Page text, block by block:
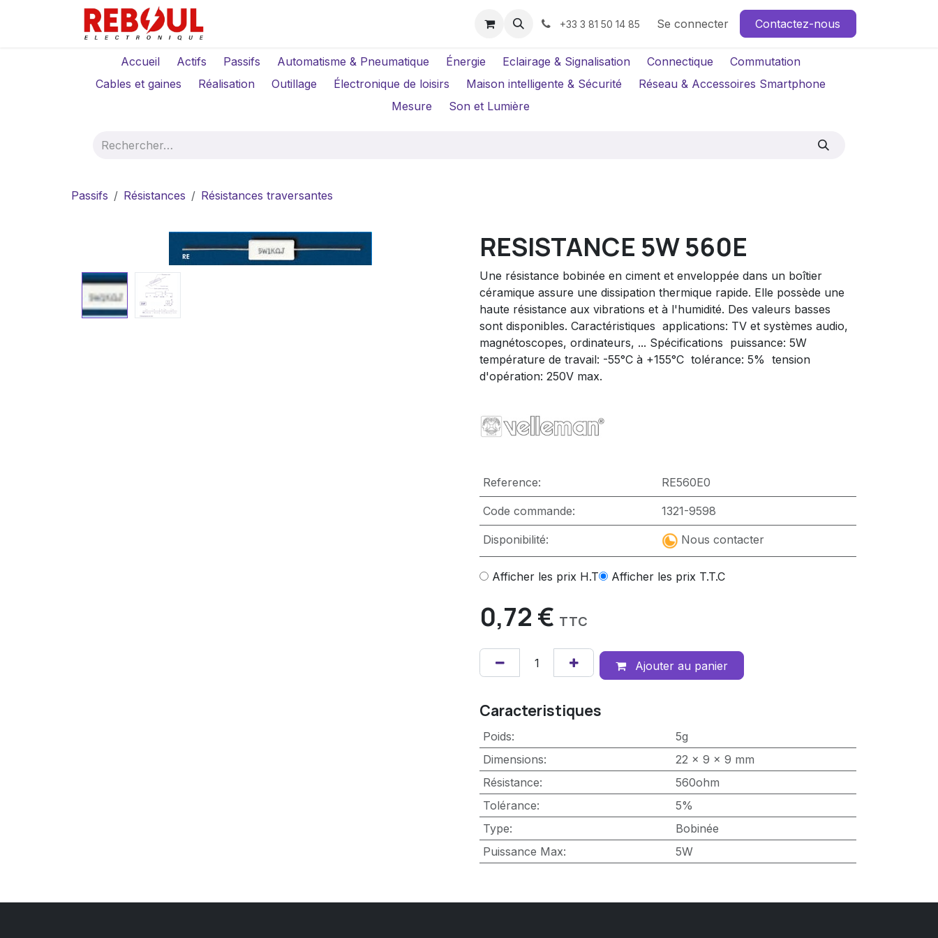
Se rendre au contenu
Location Caméras +33 3 81 50 14 85 Se connecter Contactez-nous
Accueil Actifs Passifs Automatisme & Pneumatique Énergie Eclairage & Signalisation Connectique
Commutation
Cables et gaines
Réalisation Outillage Électronique de loisirs Maison intelligente & Sécurité
Réseau & Accessoires Smartphone
Mesure
Son et Lumière
Passifs Résistances Résistances traversantes
RESISTANCE 5W 560E
Une résistance bobinée en ciment et enveloppée dans un boîtier
céramique assure une dissipation thermique rapide. Elle possède une
haute résistance aux vibrations et à l'humidité. Des valeurs basses
sont disponibles. Caractéristiques  applications: TV et systèmes audio,
magnétoscopes, ordinateurs, ... Spécifications  puissance: 5W 
température de travail: -55°C à +155°C  tolérance: 5%  tension
d'opération: 250V max.
Reference: RE560E0
Code commande: 1321-9598
Disponibilité: Nous contacter
Afficher les prix H.T Afficher les prix T.T.C
0,72 € TTC
Ajouter au panier
Caracteristiques
Poids:
5g
Dimensions:
22 x 9 x 9 mm
Résistance:
560ohm
Tolérance:
5%
Type:
Bobinée
Puissance Max: 5W